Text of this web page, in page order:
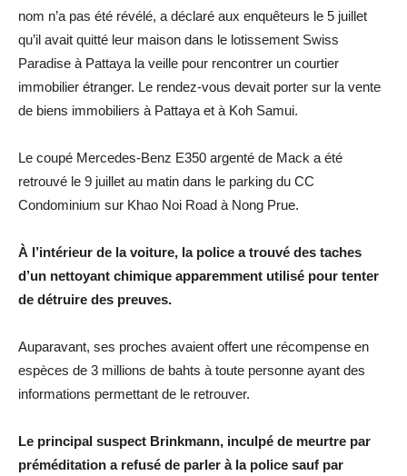
nom n’a pas été révélé, a déclaré aux enquêteurs le 5 juillet
qu’il avait quitté leur maison dans le lotissement Swiss
Paradise à Pattaya la veille pour rencontrer un courtier
immobilier étranger. Le rendez-vous devait porter sur la vente
de biens immobiliers à Pattaya et à Koh Samui.
Le coupé Mercedes-Benz E350 argenté de Mack a été
retrouvé le 9 juillet au matin dans le parking du CC
Condominium sur Khao Noi Road à Nong Prue.
À l’intérieur de la voiture, la police a trouvé des taches
d’un nettoyant chimique apparemment utilisé pour tenter
de détruire des preuves.
Auparavant, ses proches avaient offert une récompense en
espèces de 3 millions de bahts à toute personne ayant des
informations permettant de le retrouver.
Le principal suspect Brinkmann, inculpé de meurtre par
préméditation a refusé de parler à la police sauf par